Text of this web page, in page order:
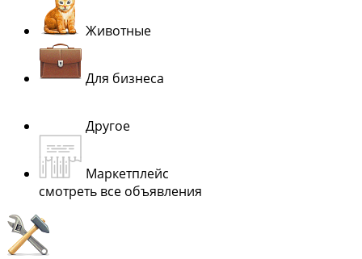
Животные
Для бизнеса
Другое
Маркетплейс
смотреть все объявления